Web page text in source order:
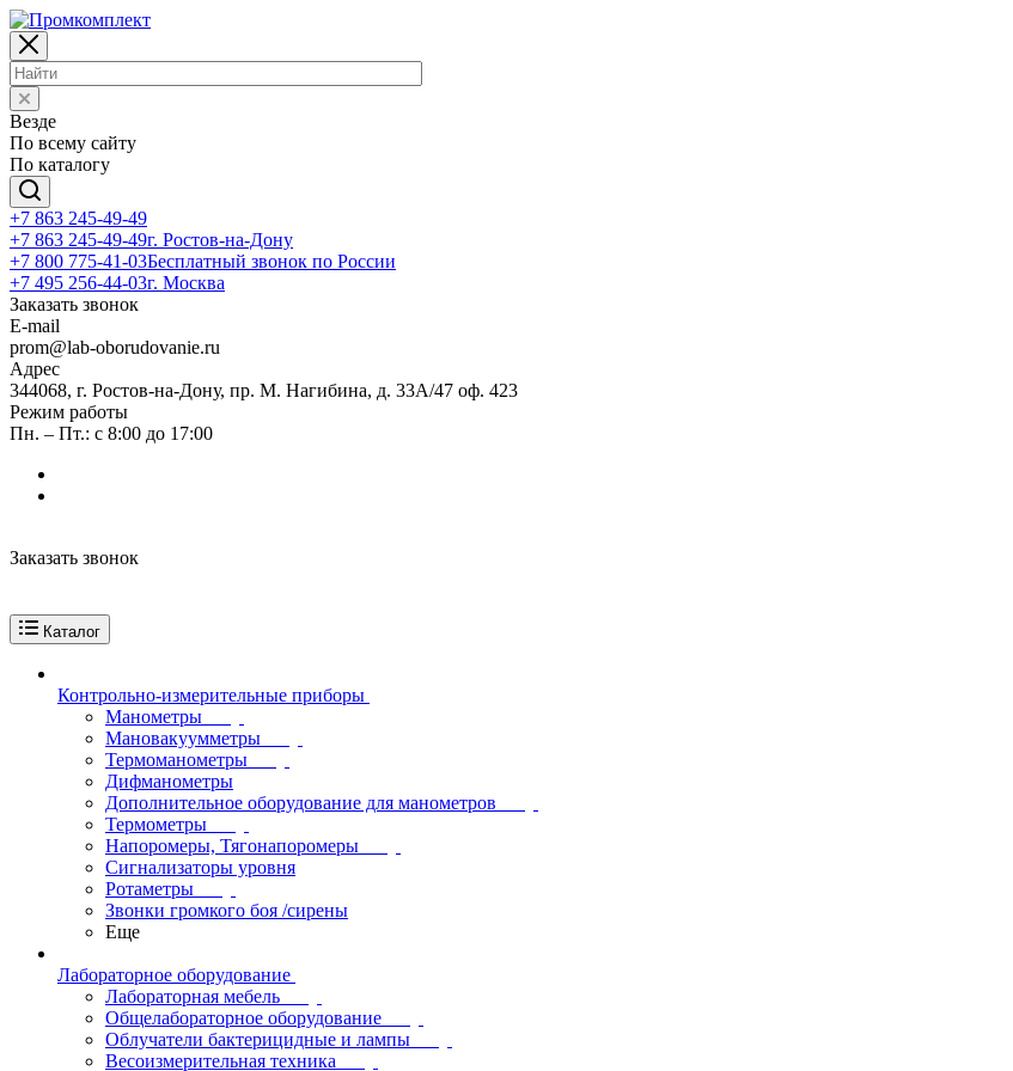
Везде
По всему сайту
По каталогу
+7 863 245-49-49
+7 863 245-49-49г. Ростов-на-Дону
+7 800 775-41-03Бесплатный звонок по России
+7 495 256-44-03г. Москва
Заказать звонок
E-mail
prom@lab-oborudovanie.ru
Адрес
344068, г. Ростов-на-Дону, пр. М. Нагибина, д. 33А/47 оф. 423
Режим работы
Пн. – Пт.: с 8:00 до 17:00
Заказать звонок
Каталог
Контрольно-измерительные приборы
Манометры
Мановакуумметры
Термоманометры
Дифманометры
Дополнительное оборудование для манометров
Термометры
Напоромеры, Тягонапоромеры
Сигнализаторы уровня
Ротаметры
Звонки громкого боя /сирены
Еще
Лабораторное оборудование
Лабораторная мебель
Общелабораторное оборудование
Облучатели бактерицидные и лампы
Весоизмерительная техника